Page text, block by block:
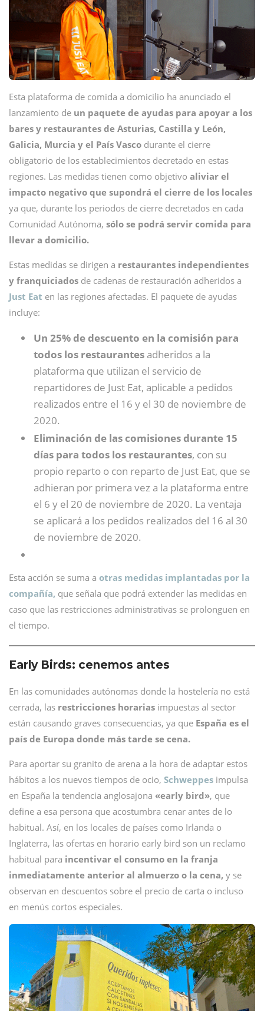
Esta plataforma de comida a domicilio ha anunciado el
lanzamiento de un paquete de ayudas para apoyar a los
bares y restaurantes de Asturias, Castilla y León,
Galicia, Murcia y el País Vasco durante el cierre
obligatorio de los establecimientos decretado en estas
regiones. Las medidas tienen como objetivo aliviar el
impacto negativo que supondrá el cierre de los locales
ya que, durante los periodos de cierre decretados en cada
Comunidad Autónoma, sólo se podrá servir comida para
llevar a domicilio.
Estas medidas se dirigen a restaurantes independientes
y franquiciados de cadenas de restauración adheridos a
Just Eat en las regiones afectadas. El paquete de ayudas
incluye:
Un 25% de descuento en la comisión para
todos los restaurantes adheridos a la
plataforma que utilizan el servicio de
repartidores de Just Eat, aplicable a pedidos
realizados entre el 16 y el 30 de noviembre de
2020.
Eliminación de las comisiones durante 15
días para todos los restaurantes, con su
propio reparto o con reparto de Just Eat, que se
adhieran por primera vez a la plataforma entre
el 6 y el 20 de noviembre de 2020. La ventaja
se aplicará a los pedidos realizados del 16 al 30
de noviembre de 2020.
Esta acción se suma a otras medidas implantadas por la
compañía, que señala que podrá extender las medidas en
caso que las restricciones administrativas se prolonguen en
el tiempo.
Early Birds: cenemos antes
En las comunidades autónomas donde la hostelería no está
cerrada, las restricciones horarias impuestas al sector
están causando graves consecuencias, ya que España es el
país de Europa donde más tarde se cena.
Para aportar su granito de arena a la hora de adaptar estos
hábitos a los nuevos tiempos de ocio, Schweppes impulsa
en España la tendencia anglosajona «early bird», que
define a esa persona que acostumbra cenar antes de lo
habitual. Así, en los locales de países como Irlanda o
Inglaterra, las ofertas en horario early bird son un reclamo
habitual para incentivar el consumo en la franja
inmediatamente anterior al almuerzo o la cena, y se
observan en descuentos sobre el precio de carta o incluso
en menús cortos especiales.